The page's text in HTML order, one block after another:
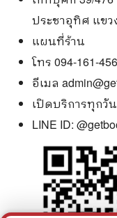
ประชาอุทิศ แขว
แผนที่ร้าน
โทร 094-161-
อีเมล
เปิดบริการทุกวัน
LINE ID: